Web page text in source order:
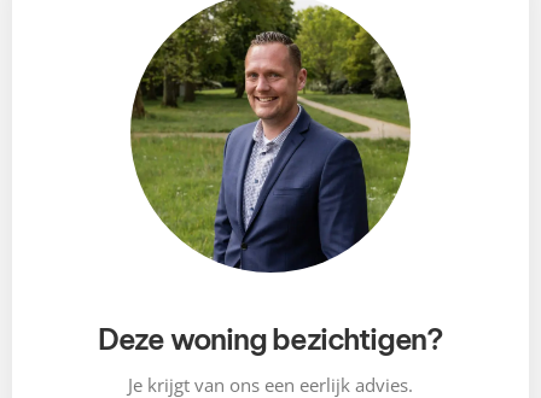
Deze woning bezichtigen?
Je krijgt van ons een eerlijk advies.